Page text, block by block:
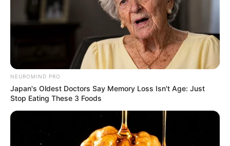
NEUROMIND PRO
Japan's Oldest Doctors Say Memory Loss Isn't Age: Just
Stop Eating These 3 Foods